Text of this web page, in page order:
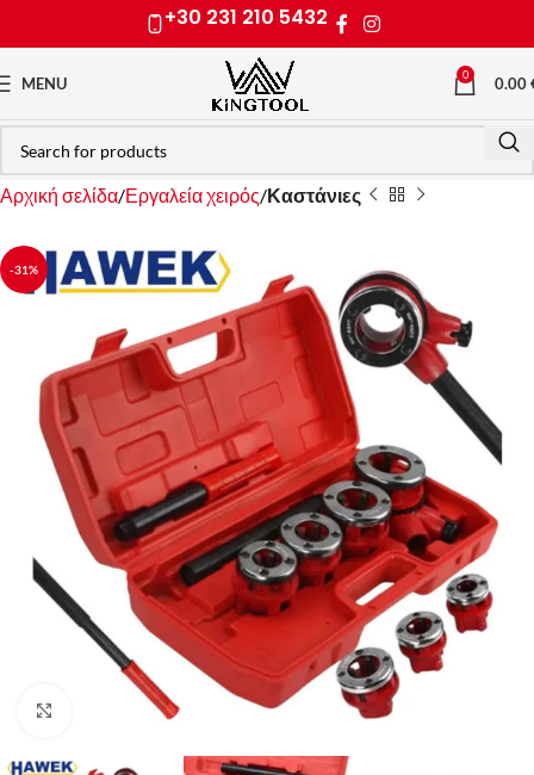
+30 231 210 5432
MENU 0 0.00
Αρχική σελίδα Εργαλεία χειρόςΚαστάνιες
-31%
Click to enlarge